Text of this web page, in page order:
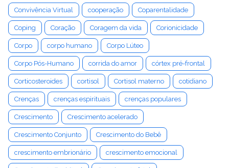
Convivência Virtual cooperação Coparentalidade
Coping Coração Coragem da vida Corionicidade
Corpo corpo humano Corpo Lúteo
Corpo Pós-Humano corrida do amor córtex pré-frontal
Corticosteroides cortisol Cortisol materno cotidiano
Crenças crenças espirituais crenças populares
Crescimento Crescimento acelerado
Crescimento Conjunto Crescimento do Bebê
crescimento embrionário crescimento emocional